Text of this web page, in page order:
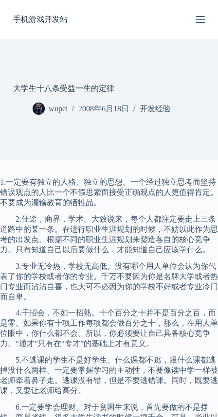
过
手机游戏开发站
大学生十八条受益一生的定律
wupei 2008年6月18日 开发经验
1.一定要有独立的人格、独立的思想。一个经过独立思考而坚持
错误观点的人比一个不假思索而接受正确观点的人更值得肯定。
不要成为灌输教育的牺牲品。
2.仕途，商界，学术。大致说来，每个人都注定要走上三条
道路中的某一条。在进行职业生涯规划的时候，不妨以此作为思
考的出发点。根据不同的职业生涯规划来塑造各自的核心竞争
力。只有知道自己以后要做什么，才能知道自己应该学什么。
3.专业无冷热，学校无高低。没有哪个用人单位会认为你代
表了你的学校或者你的专业。千万不要因为你是名牌大学或者热
门专业而沾沾自喜，也大可不必因为你的学校不好或者专业冷门
而自卑。
4.千招会，不如一招熟。十个百分之十并不是百分之百，而
是零。如果你有十项工作每项都会做百分之十，那么，在用人单
位眼中，你什么都不会。所以，你必须要让自己具备核心竞争
力。“通才”只有在“专才”的基础上才有意义。
5.不逃课的学生不是好学生。什么课都不逃，跟什么课都逃
掉没什么两样。一定要掌握学习的主动性，不要像读中学一样被
老师牵着鼻子走。逃课没有错，但是不要逃错课。同时，既要逃
课，又要让老师给高分。
6.一定要学会理财。对于贫困生来说，首先要做的不是挣